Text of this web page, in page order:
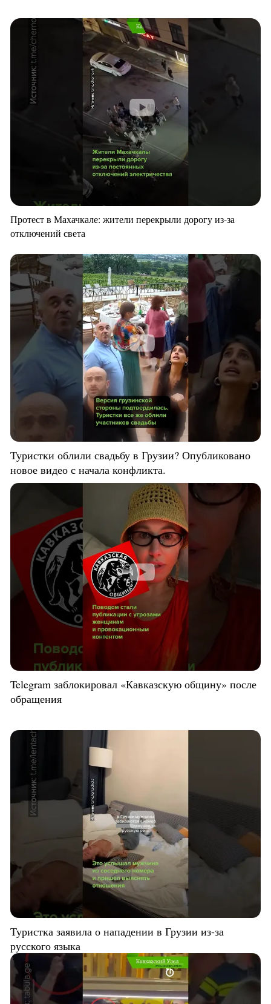
Протест в Махачкале: жители перекрыли дорогу из-за
отключений света
Туристки облили свадьбу в Грузии? Опубликовано
новое видео с начала конфликта.
Telegram заблокировал «Кавказскую общину» после
обращения
Туристка заявила о нападении в Грузии из-за
русского языка